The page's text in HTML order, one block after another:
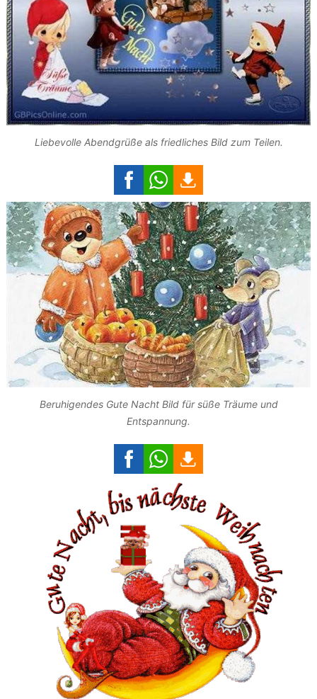
Liebevolle Abendgrüße als friedliches Bild zum Teilen.
Beruhigendes Gute Nacht Bild für süße Träume und
Entspannung.